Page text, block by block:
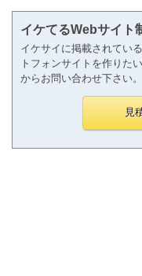
イケてるWebサイト
イケサイに掲載されてい
トフォンサイトを作りた
からお問い合わせ下さい。